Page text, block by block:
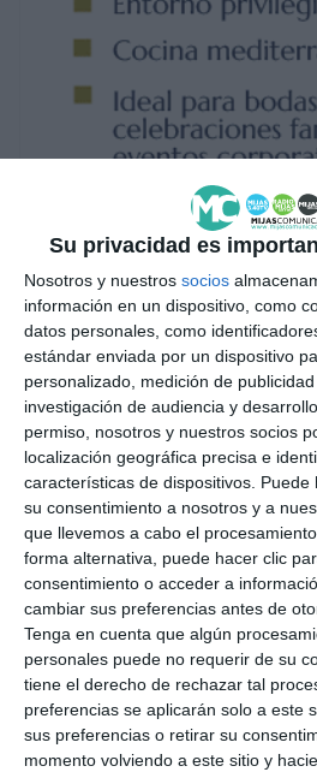
Su privacidad es
Nosotros y nuestros socios
información en un dispositivo, como
datos personales, como
estándar enviada por un dispositivo
personalizado, medición de publicidad
investigación de audiencia y
permiso, nosotros y nuestros socios
localización geográfica precisa e
características de dispositivos.
su consentimiento a nosotros y a
que llevemos a cabo el
forma alternativa, puede hacer clic
consentimiento o acceder a
cambiar sus preferencias antes de
Tenga en cuenta que algún
personales puede no requerir de su
tiene el derecho de rechazar tal
preferencias se aplicarán solo a este
sus preferencias o retirar su
momento volviendo a este sitio y